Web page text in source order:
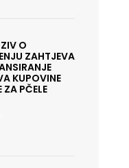
O
ZAHTJEVA
KUPOVINE
ZA PČELE